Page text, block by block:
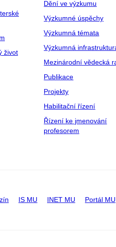
život
Dění ve výzkumu
Výzkumné úspěchy
Výzkumná témata
Výzkumná
Mezinárodní vědecká
Publikace
Projekty
Habilitační řízení
Řízení ke jmenování
profesorem
IS MU INET MU Portál MU